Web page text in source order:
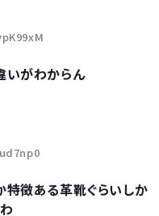
いがわからん
特徴ある革靴ぐらいしか